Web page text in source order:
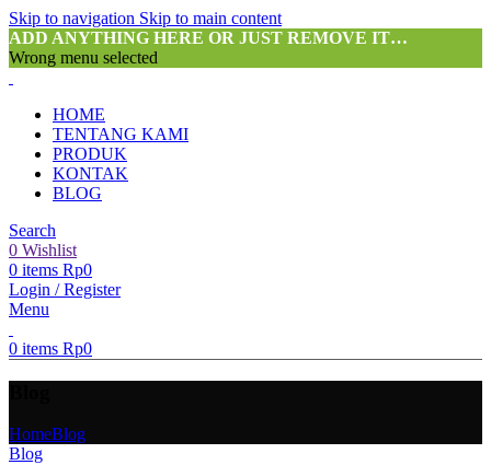
Skip to navigation Skip to main content
ADD ANYTHING HERE OR JUST REMOVE IT…
Wrong menu selected
HOME
TENTANG KAMI
PRODUK
KONTAK
BLOG
Search
0 Wishlist
0 items Rp0
Login / Register
Menu
0 items Rp0
HomeBlog
Blog